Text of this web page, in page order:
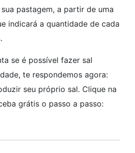
pastagem, a partir de uma
indicará a quantidade de cada
se é possível fazer sal
te respondemos agora:
seu próprio sal. Clique na
grátis o passo a passo: